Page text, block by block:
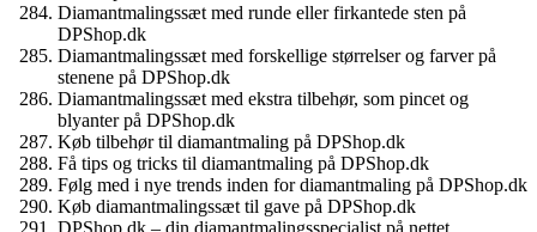
Diamantmalingssæt med runde eller firkantede sten på
DPShop.dk
Diamantmalingssæt med forskellige størrelser og farver på
stenene på DPShop.dk
Diamantmalingssæt med ekstra tilbehør, som pincet og
blyanter på DPShop.dk
Køb tilbehør til diamantmaling på DPShop.dk
Få tips og tricks til diamantmaling på DPShop.dk
Følg med i nye trends inden for diamantmaling på DPShop.dk
Køb diamantmalingssæt til gave på DPShop.dk
DPShop.dk – din diamantmalingsspecialist på nettet